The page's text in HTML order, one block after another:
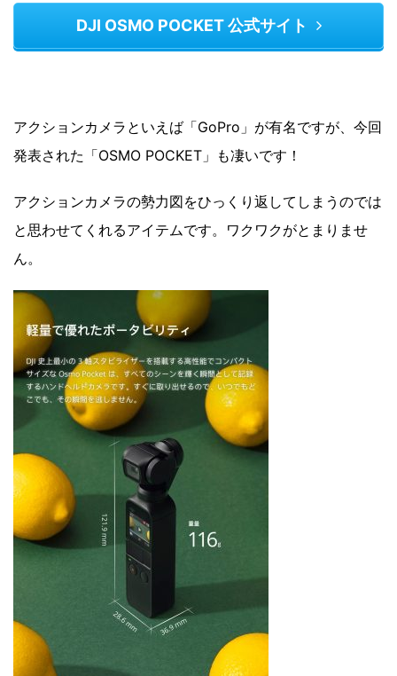
DJI OSMO POCKET 公式サイト
アクションカメラといえば「GoPro」が有名ですが、今回
発表された「OSMO POCKET」も凄いです！
アクションカメラの勢力図をひっくり返してしまうのでは
と思わせてくれるアイテムです。ワクワクがとまりませ
ん。